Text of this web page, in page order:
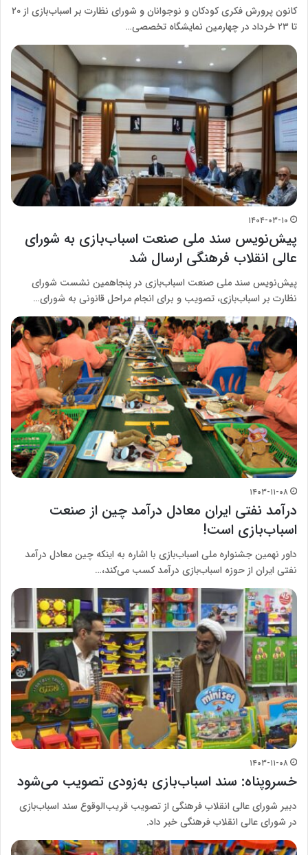
کانون پرورش فکری کودکان و نوجوانان و شورای نظارت بر اسباب‌بازی از ۲۰
تا ۲۳ خرداد در چهارمین نمایشگاه تخصصی…
۱۴۰۴-۰۳-۱۰
پیش‌نویس سند ملی صنعت اسباب‌بازی به شورای
عالی انقلاب فرهنگی ارسال شد
پیش‌نویس سند ملی صنعت اسباب‌بازی در پنجاهمین نشست شورای
نظارت بر اسباب‌بازی، تصویب و برای انجام مراحل قانونی به شورای…
۱۴۰۳-۱۱-۰۸
درآمد نفتی ایران معادل درآمد چین از صنعت
اسباب‌بازی است!
داور نهمین جشنواره ملی اسباب‌بازی با اشاره به اینکه چین معادل درآمد
نفتی ایران از حوزه اسباب‌بازی درآمد کسب می‌کند،…
۱۴۰۳-۱۱-۰۸
خسروپناه: سند اسباب‌بازی به‌زودی تصویب می‌شود
دبیر شورای عالی انقلاب فرهنگی از تصویب قریب‌الوقوع سند اسباب‌بازی
در شورای عالی انقلاب فرهنگی خبر داد.